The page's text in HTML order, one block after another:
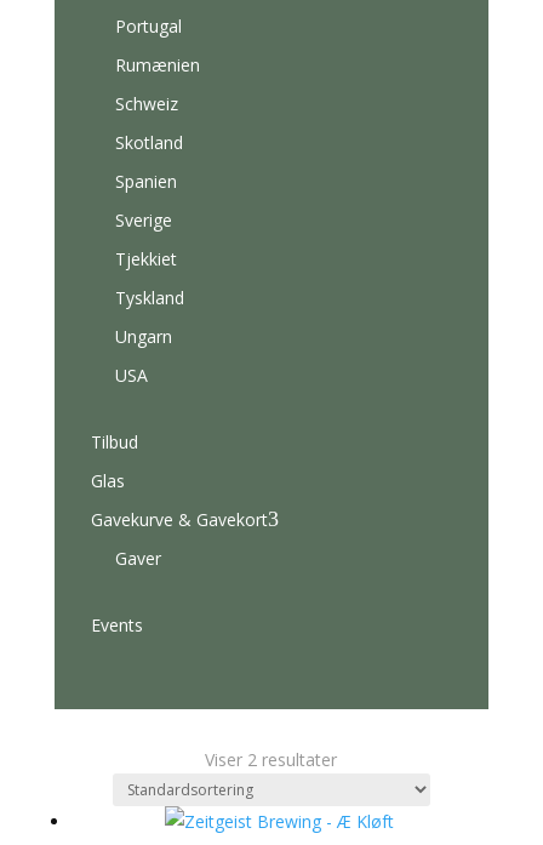
Portugal
Rumænien
Schweiz
Skotland
Spanien
Sverige
Tjekkiet
Tyskland
Ungarn
USA
Tilbud
Glas
Gavekurve & Gavekort3
Gaver
Events
Viser 2 resultater